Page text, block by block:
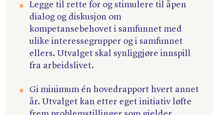
Legge til rette for og stimulere til åpen
dialog og diskusjon om
kompetansebehovet i samfunnet med
ulike interessegrupper og i samfunnet
ellers. Utvalget skal synliggjøre innspill
fra arbeidslivet.
Gi minimum én hovedrapport hvert annet
år. Utvalget kan etter eget initiativ løfte